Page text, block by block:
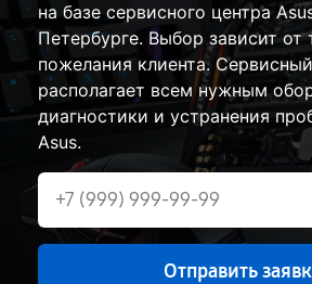
на базе сервисного центра
Петербурге. Выбор зависит от
пожелания клиента.
располагает всем нужным
диагностики и устранения
Asus.
Отправить